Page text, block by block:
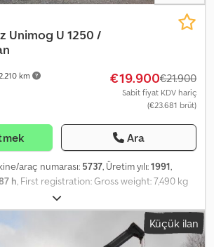
2.210 km
Unimog U 1250 /
€19.900€21.900
Sabit fiyat KDV hariç
(€23.681 brüt)
Ara
araç numarası: 5737, Üretim yılı:1991,
h, First registration: Gross weight: 7,490 kg
by a 6-cylinder Mercedes diesel engine
displacement 5957 cm³ 16-speed manual
with 3 seats Tyre size 365/80 R 20, tread
3300 mm Overall dimensions (L x W x
Küçük ilan